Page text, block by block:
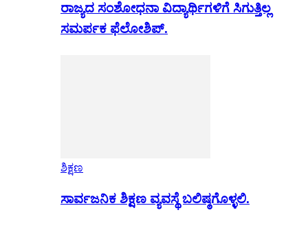
ರಾಜ್ಯದ ಸಂಶೋಧನಾ ವಿದ್ಯಾರ್ಥಿಗಳಿಗೆ ಸಿಗುತ್ತಿಲ್ಲ
ಸಮರ್ಪಕ ಫೆಲೋಶಿಪ್.
ಶಿಕ್ಷಣ
ಸಾರ್ವಜನಿಕ ಶಿಕ್ಷಣ ವ್ಯವಸ್ಥೆ ಬಲಿಷ್ಠಗೊಳ್ಳಲಿ.